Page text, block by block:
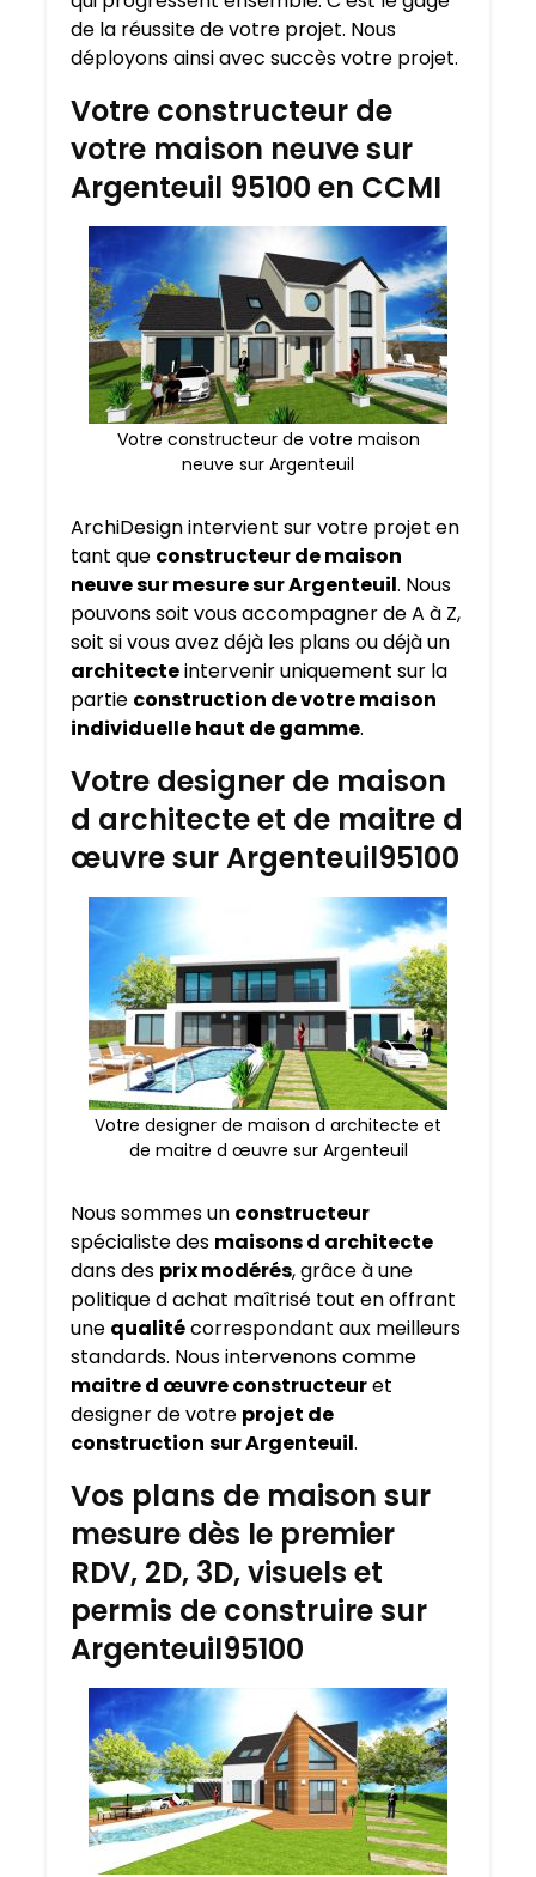
de la réussite de votre projet. Nous
déployons ainsi avec succès votre projet.
Votre constructeur de
votre maison neuve sur
Argenteuil 95100 en CCMI
Votre constructeur de votre maison
neuve sur Argenteuil
ArchiDesign intervient sur votre projet en
tant que constructeur de maison
neuve sur mesure surArgenteuil. Nous
pouvons soit vous accompagner de A à Z,
soit si vous avez déjà les plans ou déjà un
architecteintervenir uniquement sur la
partie construction de votre maison
individuelle haut de gamme.
Votre designer de maison
d architecte et de maitre d
œuvre sur Argenteuil95100
Votre designer de maison d architecte et
de maitre d œuvre sur Argenteuil
Nous sommes un constructeur
spécialiste des maisons d architecte
dans des prix modérés, grâce à une
politique d achat maîtrisé tout en offrant
une qualitécorrespondant aux meilleurs
standards. Nous intervenons comme
maitre d œuvre constructeuret
designer de votre projet de
construction sur Argenteuil.
Vos plans de maison sur
mesure dès le premier
RDV, 2D, 3D, visuels et
permis de construire sur
Argenteuil95100